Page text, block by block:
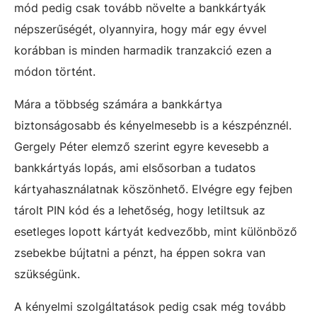
mód pedig csak tovább növelte a bankkártyák
népszerűségét, olyannyira, hogy már egy évvel
korábban is minden harmadik tranzakció ezen a
módon történt.
Mára a többség számára a bankkártya
biztonságosabb és kényelmesebb is a készpénznél.
Gergely Péter elemző szerint egyre kevesebb a
bankkártyás lopás, ami elsősorban a tudatos
kártyahasználatnak köszönhető. Elvégre egy fejben
tárolt PIN kód és a lehetőség, hogy letiltsuk az
esetleges lopott kártyát kedvezőbb, mint különböző
zsebekbe bújtatni a pénzt, ha éppen sokra van
szükségünk.
A kényelmi szolgáltatások pedig csak még tovább